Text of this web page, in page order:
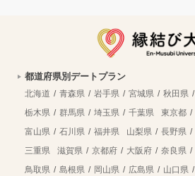
2026年8月7日
2026年8月7日
2026年8月7日
2026年8月7日
都道府県別デートプラン
北海道 青森県 岩手県 宮城県 秋田県
栃木県
群馬県 埼玉県 千葉県 東京都
富山県
石川県 福井県 山梨県 長野県
三重県
滋賀県 京都府 大阪府 奈良県
鳥取県
島根県 岡山県 広島県 山口県